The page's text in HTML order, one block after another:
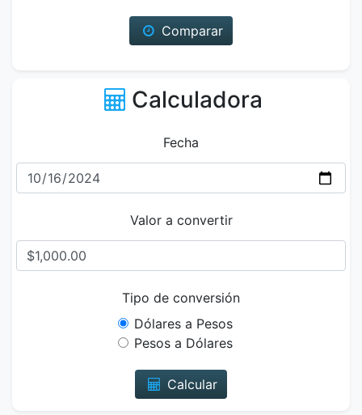
Comparar
Calculadora
Fecha
Valor a convertir
Tipo de conversión
Dólares a Pesos
Pesos a Dólares
Calcular